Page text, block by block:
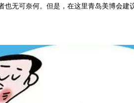
无可奈何。但是，在这里青岛美博会